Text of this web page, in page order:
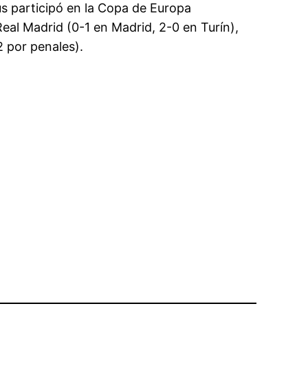
participó en la Copa de Europa
Madrid (0-1 en Madrid, 2-0 en Turín),
por penales).